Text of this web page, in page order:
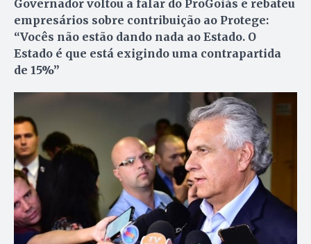
Governador voltou a falar do ProGoiás e rebateu
empresários sobre contribuição ao Protege:
“Vocês não estão dando nada ao Estado. O
Estado é que está exigindo uma contrapartida
de 15%”